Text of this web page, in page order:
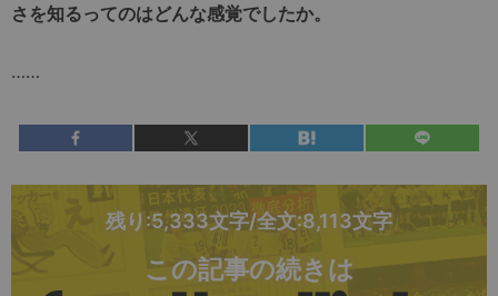
さを知るってのはどんな感覚でしたか。
……
残り:5,333文字/全文:8,113文字
この記事の続きは